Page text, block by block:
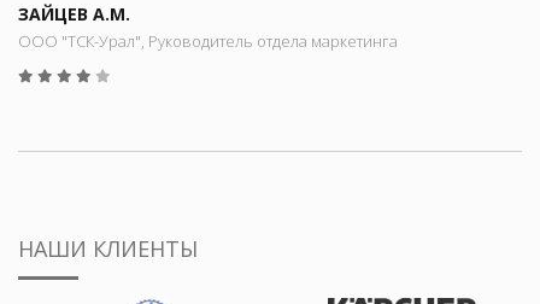
ЗАЙЦЕВ А.М.
ООО "ТСК-Урал", Руководитель отдела маркетинга
НАШИ КЛИЕНТЫ